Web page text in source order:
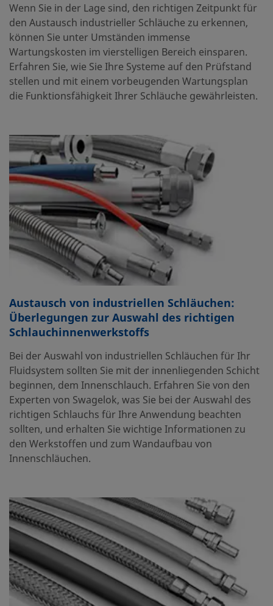
Wenn Sie in der Lage sind, den richtigen Zeitpunkt für
den Austausch industrieller Schläuche zu erkennen,
können Sie unter Umständen immense
Wartungskosten im vierstelligen Bereich einsparen.
Erfahren Sie, wie Sie Ihre Systeme auf den Prüfstand
stellen und mit einem vorbeugenden Wartungsplan
die Funktionsfähigkeit Ihrer Schläuche gewährleisten.
Austausch von industriellen Schläuchen:
Überlegungen zur Auswahl des richtigen
Schlauchinnenwerkstoffs
Bei der Auswahl von industriellen Schläuchen für Ihr
Fluidsystem sollten Sie mit der innenliegenden Schicht
beginnen, dem Innenschlauch. Erfahren Sie von den
Experten von Swagelok, was Sie bei der Auswahl des
richtigen Schlauchs für Ihre Anwendung beachten
sollten, und erhalten Sie wichtige Informationen zu
den Werkstoffen und zum Wandaufbau von
Innenschläuchen.